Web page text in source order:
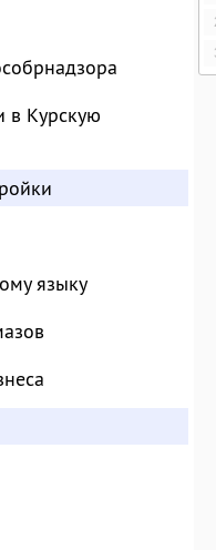
в Курскую
языку